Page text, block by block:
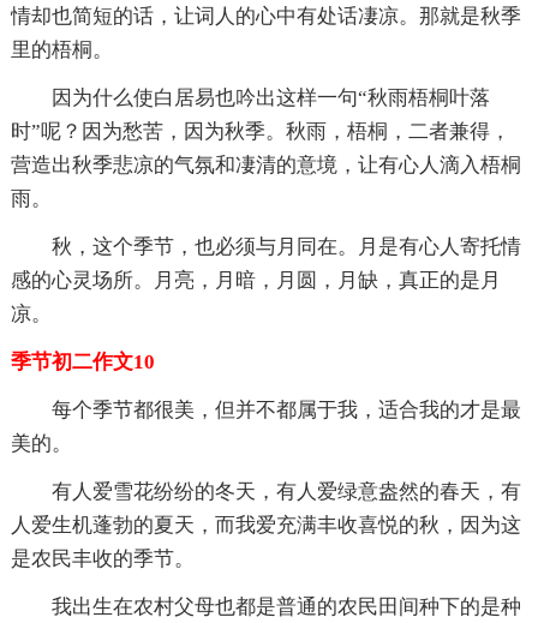
情却也简短的话，让词人的心中有处话凄凉。那就是秋季
里的梧桐。
因为什么使白居易也吟出这样一句“秋雨梧桐叶落
时”呢？因为愁苦，因为秋季。秋雨，梧桐，二者兼得，
营造出秋季悲凉的气氛和凄清的意境，让有心人滴入梧桐
雨。
秋，这个季节，也必须与月同在。月是有心人寄托情
感的心灵场所。月亮，月暗，月圆，月缺，真正的是月
凉。
季节初二作文10
每个季节都很美，但并不都属于我，适合我的才是最
美的。
有人爱雪花纷纷的冬天，有人爱绿意盎然的春天，有
人爱生机蓬勃的夏天，而我爱充满丰收喜悦的秋，因为这
是农民丰收的季节。
我出生在农村父母也都是普通的农民田间种下的是种